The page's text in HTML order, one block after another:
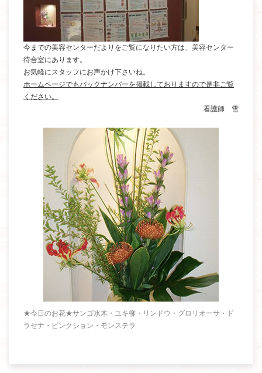
今までの美容センターだよりをご覧になりたい方は、美容センター
待合室にあります。
お気軽にスタッフにお声かけ下さいね。
ホームページでもバックナンバーを掲載しておりますので是非ご覧
ください。
看護師 雪
★今日のお花★サンゴ水木・ユキ柳・リンドウ・グロリオーサ・ド
ラセナ・ピンクション・モンステラ